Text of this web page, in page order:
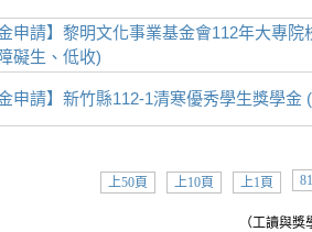
金申請】黎明文化事業基金會112年大專
礙生、低收)
金申請】新竹縣112-1清寒優秀學生獎學金
上50頁 上10頁 上1頁 81
（工讀與